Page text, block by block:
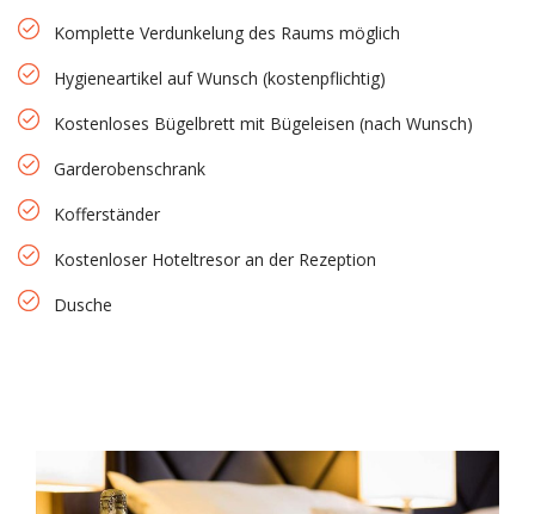
Komplette Verdunkelung des Raums möglich
Hygieneartikel auf Wunsch (kostenpflichtig)
Kostenloses Bügelbrett mit Bügeleisen (nach Wunsch)
Garderobenschrank
Kofferständer
Kostenloser Hoteltresor an der Rezeption
Dusche